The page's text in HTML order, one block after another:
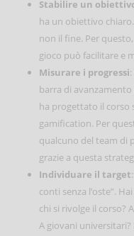
Stabilire un
ha un obiettivo
non il fine. Per
gioco può facilitare e
Misurare i progressi
barra di avanzamento
ha progettato il corso
gamification. Per
qualcuno del team di
grazie a questa
Individuare il target
conti senza l’oste”.
chi si rivolge il corso?
A giovani